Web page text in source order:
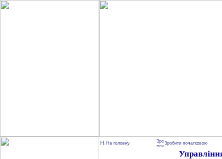
На головну Зробити початковою